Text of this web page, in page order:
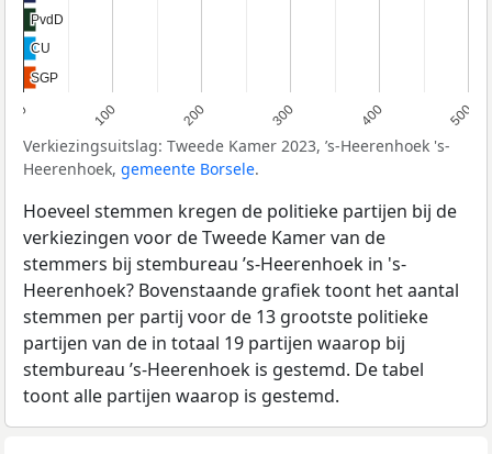
0 100 200 300 400 500
PvdD
PvdD
CU
CU
SGP
SGP
Verkiezingsuitslag: Tweede Kamer 2023, ’s-Heerenhoek 's-
Heerenhoek, gemeente Borsele.
Hoeveel stemmen kregen de politieke partijen bij de
verkiezingen voor de Tweede Kamer van de
stemmers bij stembureau ’s-Heerenhoek in 's-
Heerenhoek? Bovenstaande grafiek toont het aantal
stemmen per partij voor de 13 grootste politieke
partijen van de in totaal 19 partijen waarop bij
stembureau ’s-Heerenhoek is gestemd. De tabel
toont alle partijen waarop is gestemd.